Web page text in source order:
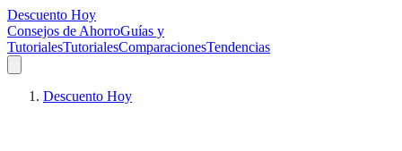
Descuento Hoy
Consejos de AhorroGuías y
TutorialesTutorialesComparacionesTendencias
Descuento Hoy